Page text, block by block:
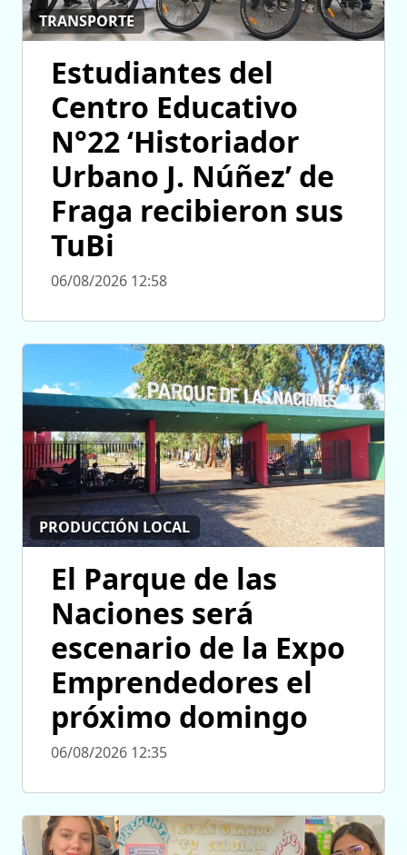
TRANSPORTE
Estudiantes del
Centro Educativo
N°22 ‘Historiador
Urbano J. Núñez’ de
Fraga recibieron sus
TuBi
06/08/2026 12:58
PRODUCCIÓN LOCAL
El Parque de las
Naciones será
escenario de la Expo
Emprendedores el
próximo domingo
06/08/2026 12:35